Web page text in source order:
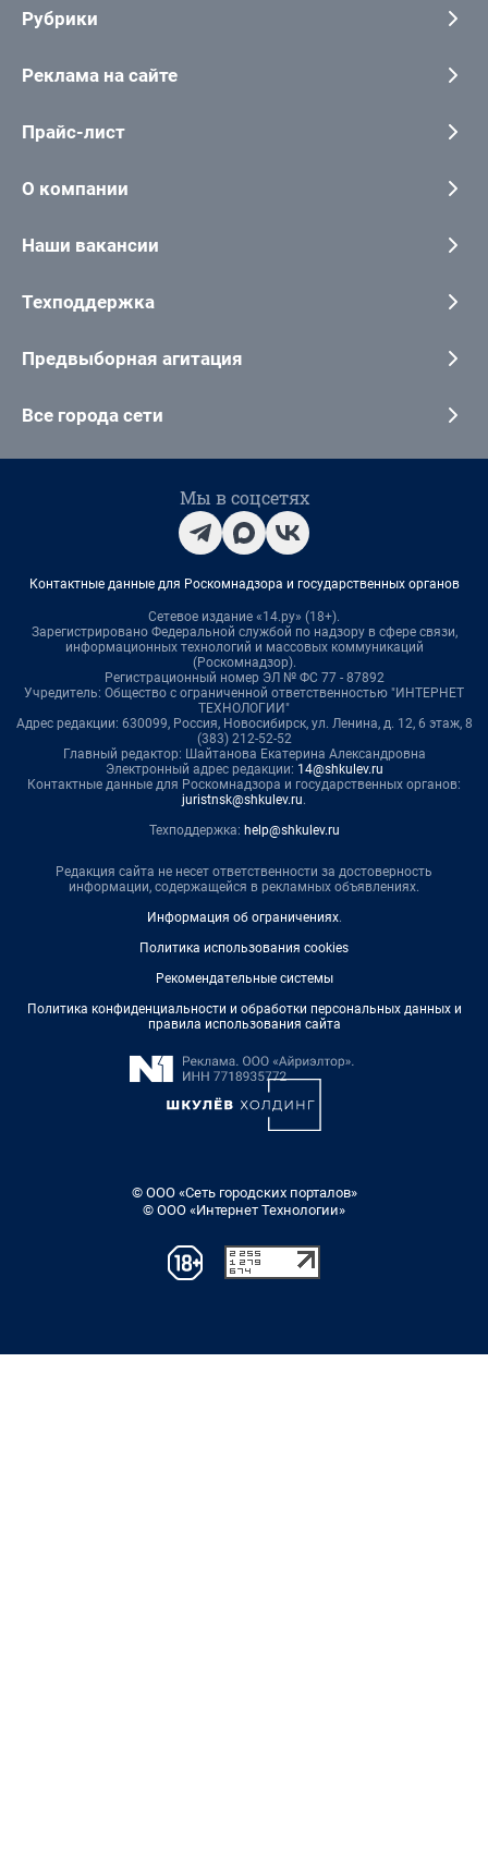
Рубрики
Реклама на сайте
Прайс-лист
О компании
Наши вакансии
Техподдержка
Предвыборная агитация
Все города сети
Мы в соцсетях
Контактные данные для Роскомнадзора и государственных органов
Сетевое издание «14.ру» (18+).
Зарегистрировано Федеральной службой по надзору в сфере связи,
информационных технологий и массовых коммуникаций
(Роскомнадзор).
Регистрационный номер ЭЛ № ФС 77 - 87892
Учредитель: Общество с ограниченной ответственностью "ИНТЕРНЕТ
ТЕХНОЛОГИИ"
Адрес редакции: 630099, Россия, Новосибирск, ул. Ленина, д. 12, 6 этаж, 8
(383) 212-52-52
Главный редактор: Шайтанова Екатерина Александровна
Электронный адрес редакции: 14@shkulev.ru
Контактные данные для Роскомнадзора и государственных органов:
juristnsk@shkulev.ru.
Техподдержка: help@shkulev.ru
Редакция сайта не несет ответственности за достоверность
информации, содержащейся в рекламных объявлениях.
Информация об ограничениях.
Политика использования cookies
Рекомендательные системы
Политика конфиденциальности и обработки персональных данных и
правила использования сайта
© ООО «Сеть городских порталов»
© ООО «Интернет Технологии»